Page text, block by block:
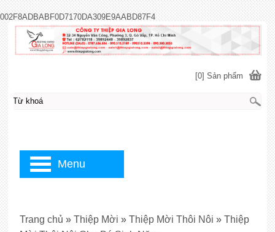
002F8ADBABF0D7170DA309E9AABD87F4
Trang chủ » Thiệp Mời » Thiệp Mời Thôi Nôi » Thiệp
[0] Sản phẩm
Menu